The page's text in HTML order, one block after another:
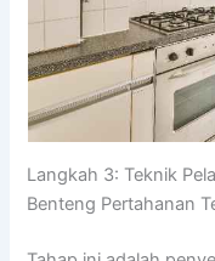
Langkah 3: Teknik
Benteng Pertahanan